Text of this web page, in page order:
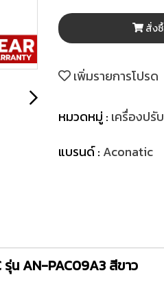
สั่ง
เพิ่มรายการโปรด
หมวดหมู่ : เครื่องปรั
แบรนด์ : Aconatic
รุ่น AN-PAC09A3 สีขาว